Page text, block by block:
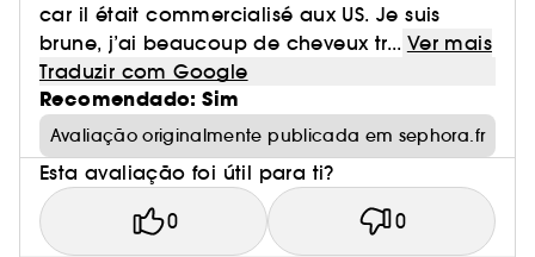
car il était commercialisé aux US. Je suis
brune, j’ai beaucoup de cheveux tr... Ver mais
Traduzir com Google
Recomendado: Sim
Avaliação originalmente publicada em sephora.fr
Esta avaliação foi útil para ti?
0 0